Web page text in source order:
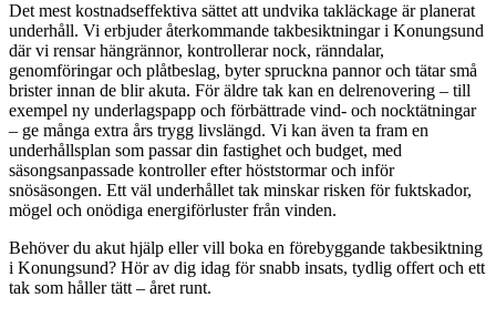
Det mest kostnadseffektiva sättet att undvika takläckage är planerat
underhåll. Vi erbjuder återkommande takbesiktningar i Konungsund
där vi rensar hängrännor, kontrollerar nock, ränndalar,
genomföringar och plåtbeslag, byter spruckna pannor och tätar små
brister innan de blir akuta. För äldre tak kan en delrenovering – till
exempel ny underlagspapp och förbättrade vind- och nocktätningar
– ge många extra års trygg livslängd. Vi kan även ta fram en
underhållsplan som passar din fastighet och budget, med
säsongsanpassade kontroller efter höststormar och inför
snösäsongen. Ett väl underhållet tak minskar risken för fuktskador,
mögel och onödiga energiförluster från vinden.
Behöver du akut hjälp eller vill boka en förebyggande takbesiktning
i Konungsund? Hör av dig idag för snabb insats, tydlig offert och ett
tak som håller tätt – året runt.